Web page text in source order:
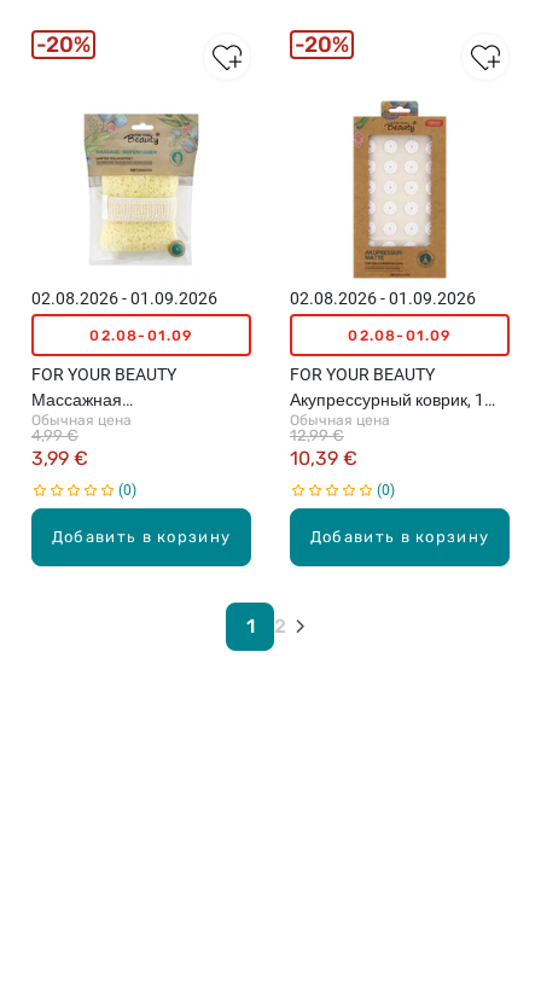
Добавить в корзину
02.08.2026 - 01.09.2026
02.08-01.09
FOR YOUR BEAUTY
Массажная
подушечка‑спонж для
мыла, 1шт.
Обычная цена
3,99 €
4,99 €
0
20%
Добавить в корзину
02.08.2026 - 01.09.2026
02.08-01.09
FOR YOUR BEAUTY
Акупрессурный коврик, 1
шт.
Обычная цена
10,39 €
12,99 €
0
20%
1 2